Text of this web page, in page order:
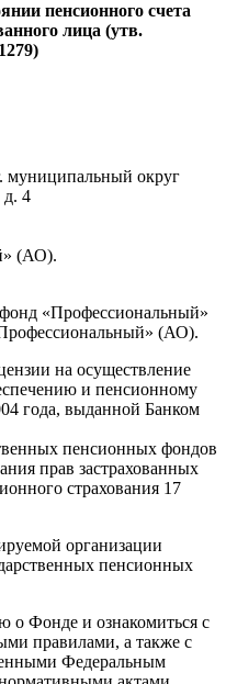
пенсионного счета
лица (утв.
муниципальный округ
д. 4
(АО).
«Профессиональный»
(АО).
на осуществление
и пенсионному
года, выданной Банком
пенсионных фондов
прав застрахованных
страхования 17
организации
пенсионных
Фонде и ознакомиться с
правилами, а также с
Федеральным